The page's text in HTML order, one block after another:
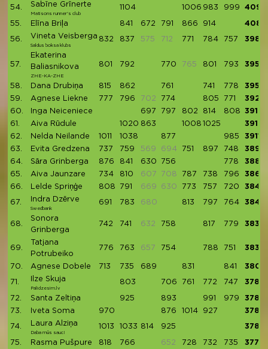
54. Sabīne Grīnerte
Matisons runner's club
1104 1006 983 999 4092
55. Elīna Briļa 841 672 791 866 914 4084
56. Vineta Veisberga
Saldus boksa klubs
832 837 575 712 771 784 757 3981
57.
Ekaterina
Baliasnikova
ZHE-KA-ZHE
801 792 770 765 801 793 3957
58. Dana Drubiņa 815 862 761 741 778
3957
59.
Agnese Liekne 777 796 702 774 805 771
3923
60.
Inga Neiceniece 697 797 802 814 808
3918
61.
Aiva Rūdule 1020 863 1008 1025
3916
62.
Nelda Neilande 1011 1038 877 985
3911
63.
Evita Gredzena 737 759 569 694 751 897 748
3892
64.
Sāra Grinberga 876 841 630 756 778
3881
65.
Aiva Jaunzare 734 810 607 708 787 738 796
3865
66.
Lelde Spriņģe 808 791 669 630 773 757 720 3849
67. Indra Dzērve
Swedbank
691 783 680 813 797 764 3848
68.
Sonora
Grinberga
742 741 632 758 817 779 3837
69.
Tatjana
Potrubeiko
776 763 657 754 788 751 3832
70. Agnese Dobele 713 735 689 831 841 3809
71. Ilze Skuja
Palidzesim.lv
803 706 761 772 747 3789
72. Santa Zeltiņa 925 893 991 979
3788
73.
Iveta Soma 970 876 1014 927 3787
74. Laura Alziņa
Daba mūs sauc!
1013 1033 814 925 3785
75. Rasma Pušpure 818 766 652 728 732 735 3779